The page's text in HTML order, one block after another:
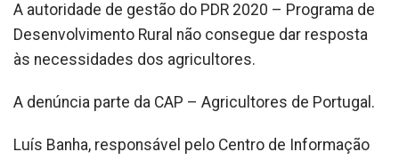
A autoridade de gestão do PDR 2020 – Programa de
Desenvolvimento Rural não consegue dar resposta
às necessidades dos agricultores.
A denúncia parte da CAP – Agricultores de Portugal.
Luís Banha, responsável pelo Centro de Informação